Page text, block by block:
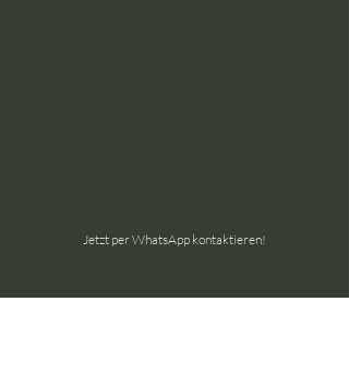
Jetzt per WhatsApp kontaktieren!